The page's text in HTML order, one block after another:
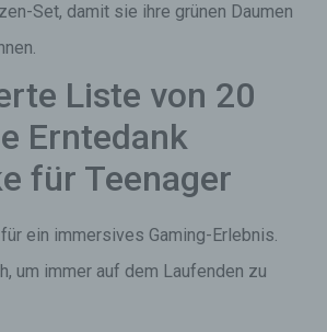
Set, damit sie ihre grünen Daumen
Liste von 20
Erntedank
für Teenager
ein immersives Gaming-Erlebnis.
um immer auf dem Laufenden zu